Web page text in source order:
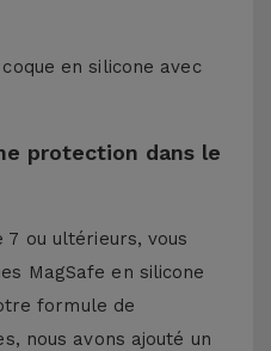
en silicone avec
protection dans le
7 ou ultérieurs, vous
MagSafe en silicone
formule de
nous avons ajouté un